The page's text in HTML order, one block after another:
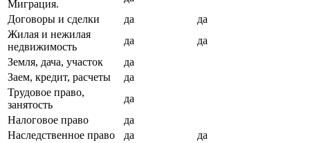
Миграция.
Договоры и сделки
да
да
Жилая и нежилая
недвижимость
да
да
Земля, дача, участок
да
Заем, кредит, расчеты
да
Трудовое право,
занятость
да
Налоговое право
да
Наследственное право
да
да